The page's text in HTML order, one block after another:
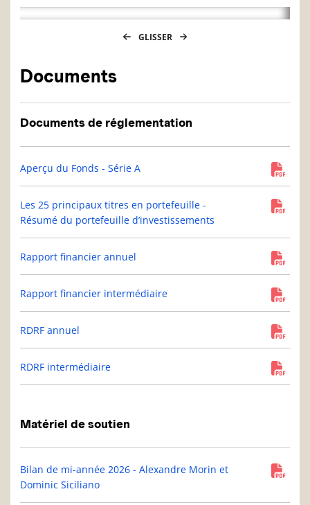
GLISSER
Documents
Documents de réglementation
Aperçu du Fonds - Série A
Les 25 principaux titres en portefeuille -
Résumé du portefeuille d’investissements
Rapport financier annuel
Rapport financier intermédiaire
RDRF annuel
RDRF intermédiaire
Matériel de soutien
Bilan de mi-année 2026 - Alexandre Morin et
Dominic Siciliano